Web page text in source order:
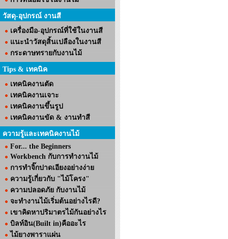
วัสดุ-อุปกรณ์ งานสี
เครื่องมือ-อุปกรณ์ที่ใช้ในงานสี
แนะนำวัสดุสิ้นเปลืองในงานสี
กระดาษทรายกับงานไม้
Tips & เทคนิค
เทคนิคงานตัด
เทคนิคงานเจาะ
เทคนิคงานขึ้นรูป
เทคนิคงานขัด & งานทำสี
ความรู้และเทคนิคงานไม้
For... the Beginners
Workbench กับการทำงานไม้
การทำจิ๊กปาดเอียงอย่างง่าย
ความรู้เกี่ยวกับ "ไม้โครง"
ความปลอดภัย กับงานไม้
จะทำงานไม้เริ่มต้นอย่างไรดี?
เขาคิดหาปริมาตรไม้กันอย่างไร
บิลท์อิน(Built in)คืออะไร
ไม้ยางพาราแผ่น